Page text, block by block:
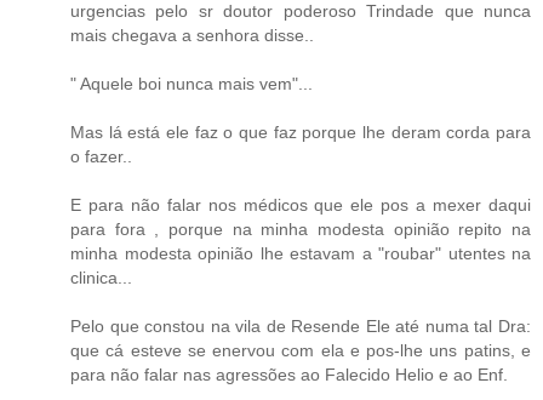
urgencias pelo sr doutor poderoso Trindade que nunca
mais chegava a senhora disse..
" Aquele boi nunca mais vem"...
Mas lá está ele faz o que faz porque lhe deram corda para
o fazer..
E para não falar nos médicos que ele pos a mexer daqui
para fora , porque na minha modesta opinião repito na
minha modesta opinião lhe estavam a "roubar" utentes na
clinica...
Pelo que constou na vila de Resende Ele até numa tal Dra:
que cá esteve se enervou com ela e pos-lhe uns patins, e
para não falar nas agressões ao Falecido Helio e ao Enf.